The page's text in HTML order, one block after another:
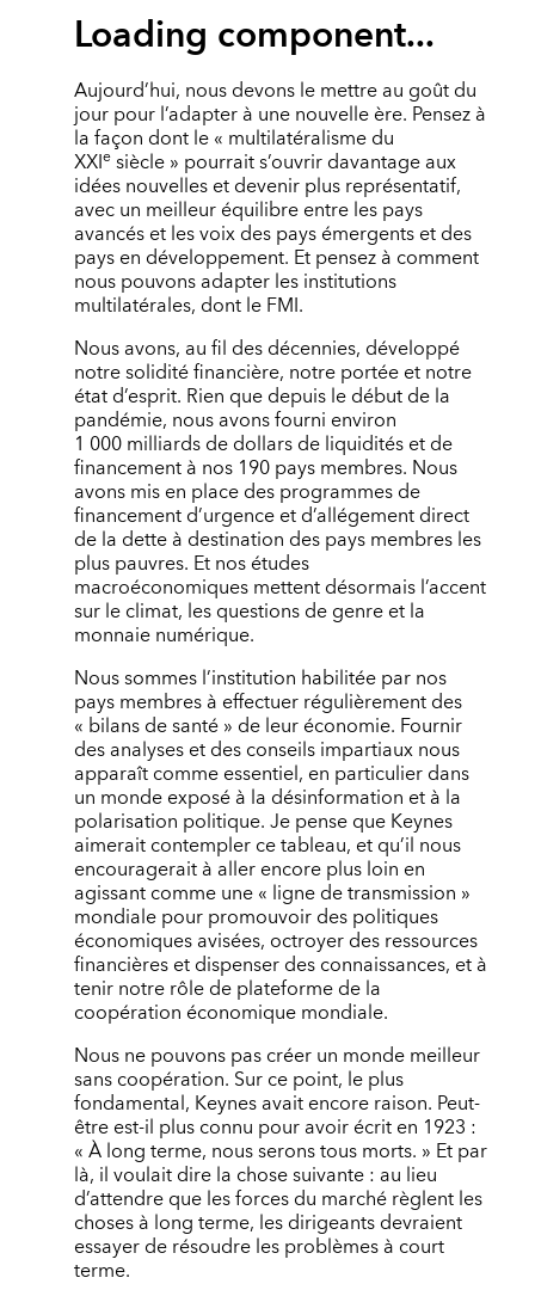
Loading component...
Aujourd’hui, nous devons le mettre au goût du
jour pour l’adapter à une nouvelle ère. Pensez à
la façon dont le « multilatéralisme du
XXIesiècle » pourrait s’ouvrir davantage aux
idées nouvelles et devenir plus représentatif,
avec un meilleur équilibre entre les pays
avancés et les voix des pays émergents et des
pays en développement. Et pensez à comment
nous pouvons adapter les institutions
multilatérales, dont le FMI.
Nous avons, au fil des décennies, développé
notre solidité financière, notre portée et notre
état d’esprit. Rien que depuis le début de la
pandémie, nous avons fourni environ
1 000 milliards de dollars de liquidités et de
financement à nos 190 pays membres. Nous
avons mis en place des programmes de
financement d’urgence et d’allégement direct
de la dette à destination des pays membres les
plus pauvres. Et nos études
macroéconomiques mettent désormais l’accent
sur le climat, les questions de genre et la
monnaie numérique.
Nous sommes l’institution habilitée par nos
pays membres à effectuer régulièrement des
« bilans de santé » de leur économie. Fournir
des analyses et des conseils impartiaux nous
apparaît comme essentiel, en particulier dans
un monde exposé à la désinformation et à la
polarisation politique. Je pense que Keynes
aimerait contempler ce tableau, et qu’il nous
encouragerait à aller encore plus loin en
agissant comme une « ligne de transmission »
mondiale pour promouvoir des politiques
économiques avisées, octroyer des ressources
financières et dispenser des connaissances, et à
tenir notre rôle de plateforme de la
coopération économique mondiale.
Nous ne pouvons pas créer un monde meilleur
sans coopération. Sur ce point, le plus
fondamental, Keynes avait encore raison. Peut-
être est-il plus connu pour avoir écrit en 1923 :
« À long terme, nous serons tous morts. » Et par
là, il voulait dire la chose suivante : au lieu
d’attendre que les forces du marché règlent les
choses à long terme, les dirigeants devraient
essayer de résoudre les problèmes à court
terme.